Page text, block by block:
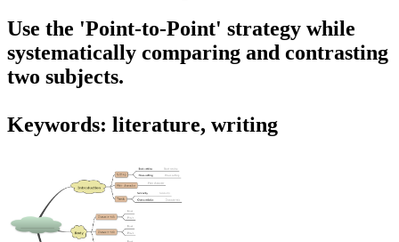
Use the 'Point-to-Point' strategy while
systematically comparing and contrasting
two subjects.
Keywords: literature, writing